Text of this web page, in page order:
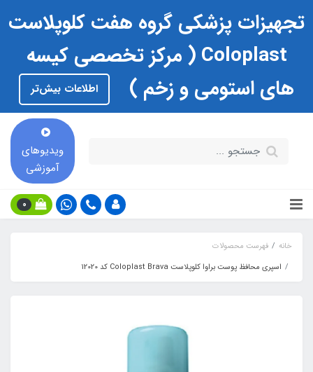
تجهیزات پزشکی گروه هفت کلوپلاست
Coloplast ( مرکز تخصصی کیسه
های استومی و زخم )
اطلاعات بیش‌تر
ویدیوهای
آموزشی
0
خانه
فهرست محصولات
اسپری محافظ پوست براوا کلوپلاست Coloplast Brava کد 12020